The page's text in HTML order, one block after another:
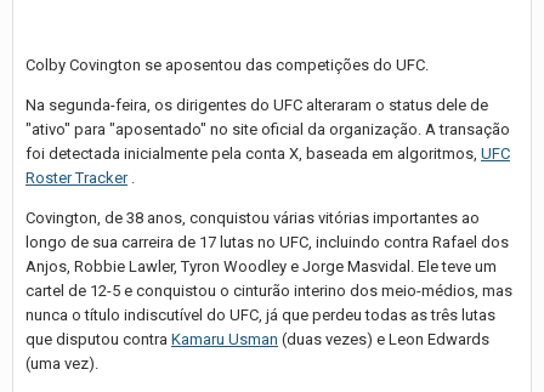
Colby Covington se aposentou das competições do UFC.
Na segunda-feira, os dirigentes do UFC alteraram o status dele de
"ativo" para "aposentado" no site oficial da organização. A transação
foi detectada inicialmente pela conta X, baseada em algoritmos, UFC
Roster Tracker
Covington, de 38 anos, conquistou várias vitórias importantes ao
longo de sua carreira de 17 lutas no UFC, incluindo contra Rafael dos
Anjos, Robbie Lawler, Tyron Woodley e Jorge Masvidal. Ele teve um
cartel de 12-5 e conquistou o cinturão interino dos meio-médios, mas
nunca o título indiscutível do UFC, já que perdeu todas as três lutas
que disputou contra Kamaru Usman (duas vezes) e Leon Edwards
(uma vez).